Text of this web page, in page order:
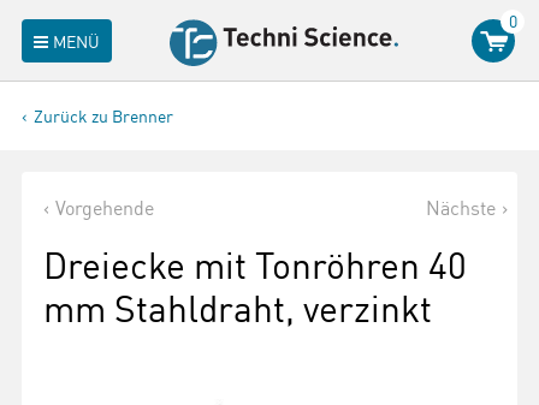
MENÜ
0
Zurück zu Brenner
Vorgehende Nächste
Dreiecke mit Tonröhren 40
mm Stahldraht, verzinkt